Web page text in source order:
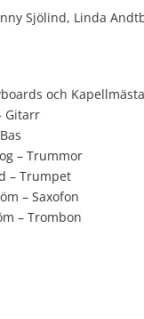
Sjölind, Linda
och
Gitarr
– Trummor
– Trumpet
– Saxofon
– Trombon